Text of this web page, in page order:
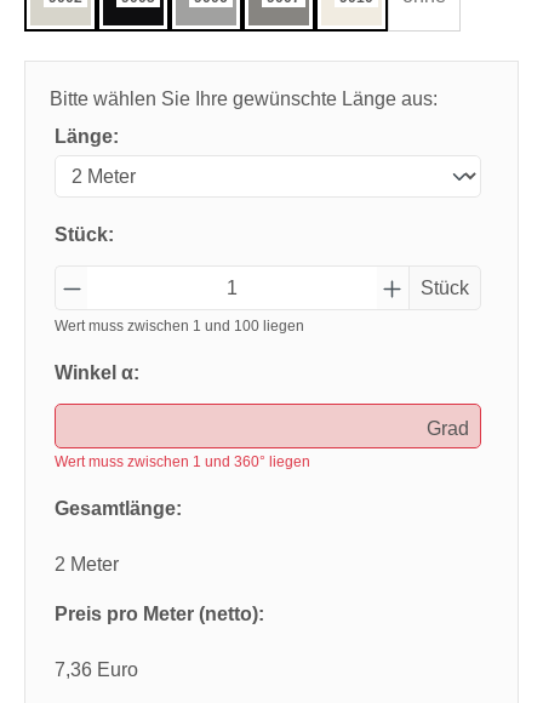
Bitte wählen Sie Ihre gewünschte Länge aus:
Länge:
Stück:
Stück
Wert muss zwischen 1 und 100 liegen
Winkel α:
Grad
Wert muss zwischen 1 und 360° liegen
Gesamtlänge:
2 Meter
Preis pro Meter (netto):
7,36 Euro